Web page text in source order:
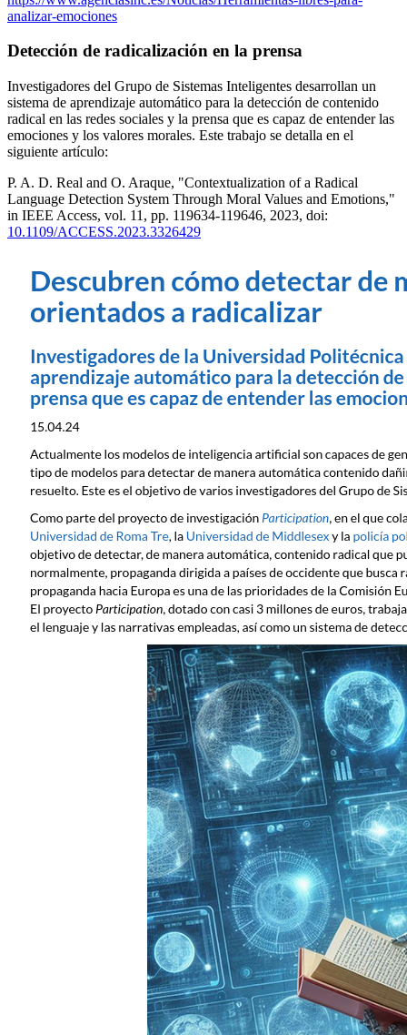
analizar-emociones
Detección de radicalización en la prensa
Investigadores del Grupo de Sistemas Inteligentes desarrollan un
sistema de aprendizaje automático para la detección de contenido
radical en las redes sociales y la prensa que es capaz de entender las
emociones y los valores morales. Este trabajo se detalla en el
siguiente artículo:
P. A. D. Real and O. Araque, "Contextualization of a Radical
Language Detection System Through Moral Values and Emotions,"
in IEEE Access, vol. 11, pp. 119634-119646, 2023, doi:
10.1109/ACCESS.2023.3326429